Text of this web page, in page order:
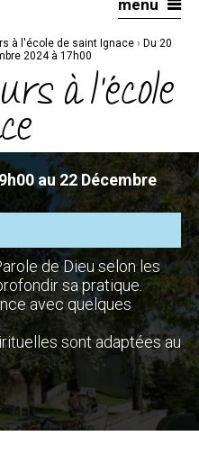
menu
à l'école de saint Ignace › Du 20
2024 à 17h00
à l'école
au 22 Décembre
de Dieu selon les
sa pratique.
avec quelques
sont adaptées au